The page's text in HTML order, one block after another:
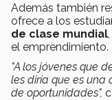
Además también
ofrece a los
de clase mundial
el emprendimiento.
"A los jóvenes que
les diría que es una
de oportunidades",